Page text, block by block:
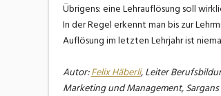
Übrigens: eine Lehrauflösung soll
In der Regel erkennt man bis zur
Auflösung im letzten Lehrjahr ist
Autor:Felix Häberli, Leiter
Marketing und Management, Sargans